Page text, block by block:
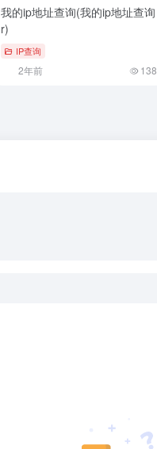
我的ip地址查询(我的ip地址查询
r)
IP查询
2年前 138